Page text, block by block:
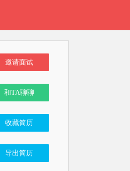
邀请面试
和TA聊聊
收藏简历
导出简历